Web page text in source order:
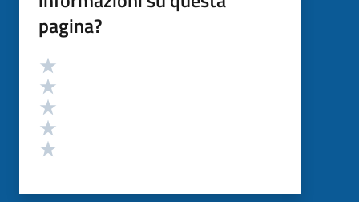
pagina?
Valutazione